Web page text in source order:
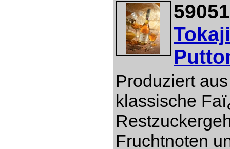
Produziert
klassische
Fruchtnoten